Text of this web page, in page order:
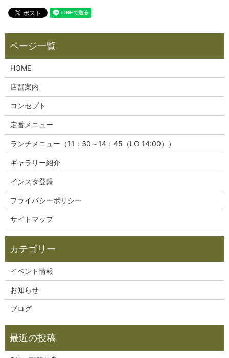
HOME
店舗案内
コンセプト
定番メニュー
ランチメニュー（11：30～14：45（LO 14:00））
ギャラリー紹介
インスタ登録
プライバシーポリシー
サイトマップ
イベント情報
お知らせ
ブログ